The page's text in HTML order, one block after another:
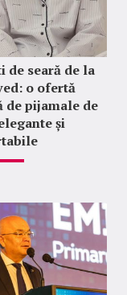
de seară de la
o ofertă
de pijamale de
și